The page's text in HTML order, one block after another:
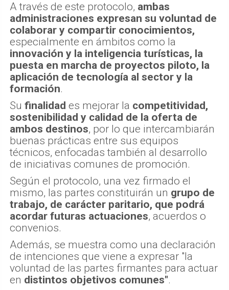
A través de este protocolo, ambas
administraciones expresan su voluntad de
colaborar y compartir conocimientos,
especialmente en ámbitos como la
innovación y la inteligencia turísticas, la
puesta en marcha de proyectos piloto, la
aplicación de tecnología al sector y la
formación.
Su finalidad es mejorar la competitividad,
sostenibilidad y calidad de la oferta de
ambos destinos, por lo que intercambiarán
buenas prácticas entre sus equipos
técnicos, enfocadas también al desarrollo
de iniciativas comunes de promoción.
Según el protocolo, una vez firmado el
mismo, las partes constituirán un grupo de
trabajo, de carácter paritario, que podrá
acordar futuras actuaciones, acuerdos o
convenios.
Además, se muestra como una declaración
de intenciones que viene a expresar "la
voluntad de las partes firmantes para actuar
en distintos objetivos comunes".